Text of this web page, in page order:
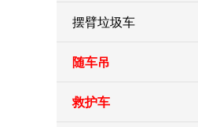
摆臂垃圾车
随车吊
救护车